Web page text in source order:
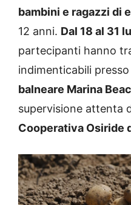
bambini e ragazzi di
12 anni. Dal 18 al 31
partecipanti hanno
indimenticabili presso
balneare Marina
supervisione attenta
Cooperativa Osiride